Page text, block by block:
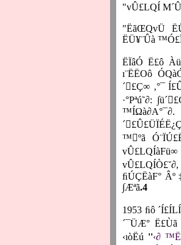
"vÛ£LQÍ
"ËãŒQvÜ
ËÜ¥¨Ûà
ËÏâÓ Ë£ô
ı¨ËËOô
´£Ç∞ ‚°¯
·°Pªú˜∂:
™ÍΩà∂A°¯∂.
™ºã
ﬁÚÇËàF° Âº
∫Æªã.4
1953 ﬁô
´¯ÜÆ° Ë£Ùã
‹ıòËú ''‹∂